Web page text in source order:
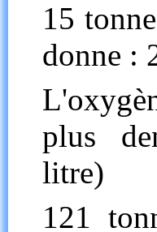
15
donne :
plus
litre)
121